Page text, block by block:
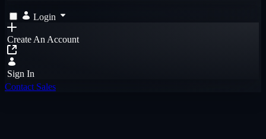
Login
Create An Account
Sign In
Contact Sales